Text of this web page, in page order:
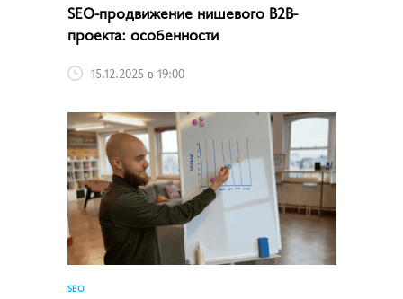
SEO-продвижение нишевого B2B-
проекта: особенности
15.12.2025 в 19:00
SEO